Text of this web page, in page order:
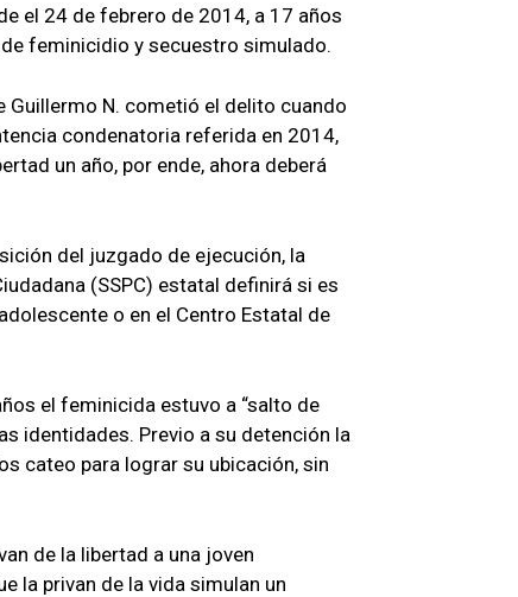
el 24 de febrero de 2014, a 17 años
feminicidio y secuestro simulado.
Guillermo N. cometió el delito cuando
condenatoria referida en 2014,
un año, por ende, ahora deberá
del juzgado de ejecución, la
(SSPC) estatal definirá si es
o en el Centro Estatal de
el feminicida estuvo a “salto de
identidades. Previo a su detención la
cateo para lograr su ubicación, sin
de la libertad a una joven
la privan de la vida simulan un